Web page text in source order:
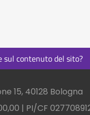
sul contenuto del sito?
15, 40128 Bologna
| PI/CF